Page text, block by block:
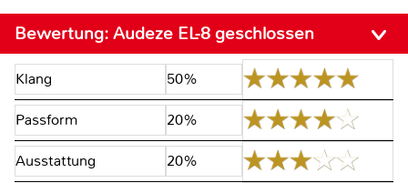
Bewertung: Audeze EL-8 geschlossen
Klang 50%
Passform 20%
Ausstattung 20%